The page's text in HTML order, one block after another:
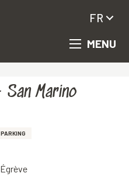
MENU
FR
Marino
PARKING